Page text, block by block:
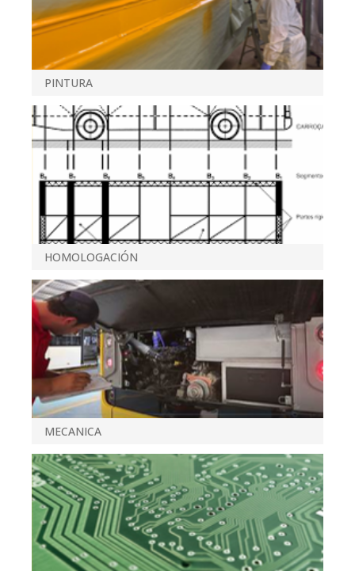
PINTURA
HOMOLOGACIÓN
MECANICA